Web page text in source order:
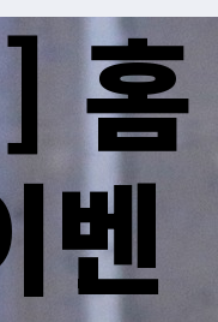
홈
벤